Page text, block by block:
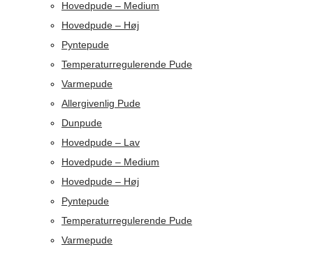
Hovedpude – Medium
Hovedpude – Høj
Pyntepude
Temperaturregulerende Pude
Varmepude
Allergivenlig Pude
Dunpude
Hovedpude – Lav
Hovedpude – Medium
Hovedpude – Høj
Pyntepude
Temperaturregulerende Pude
Varmepude